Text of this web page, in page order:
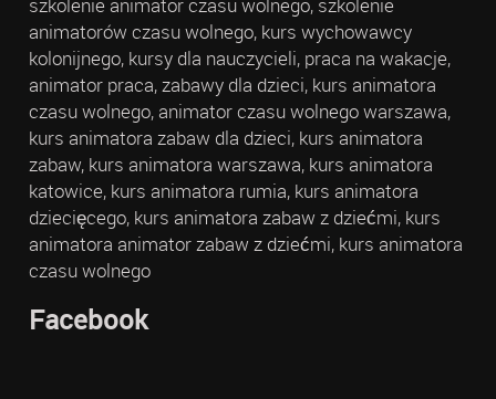
animatorów czasu wolnego, kurs wychowawcy
kolonijnego, kursy dla nauczycieli, praca na wakacje,
animator praca, zabawy dla dzieci, kurs animatora
czasu wolnego, animator czasu wolnego warszawa,
kurs animatora zabaw dla dzieci, kurs animatora
zabaw, kurs animatora warszawa, kurs animatora
katowice, kurs animatora rumia, kurs animatora
dziecięcego, kurs animatora zabaw z dziećmi, kurs
animatora animator zabaw z dziećmi, kurs animatora
czasu wolnego
Facebook